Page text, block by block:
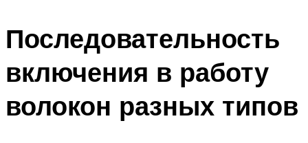
Последовательность
включения в работу
волокон разных типов